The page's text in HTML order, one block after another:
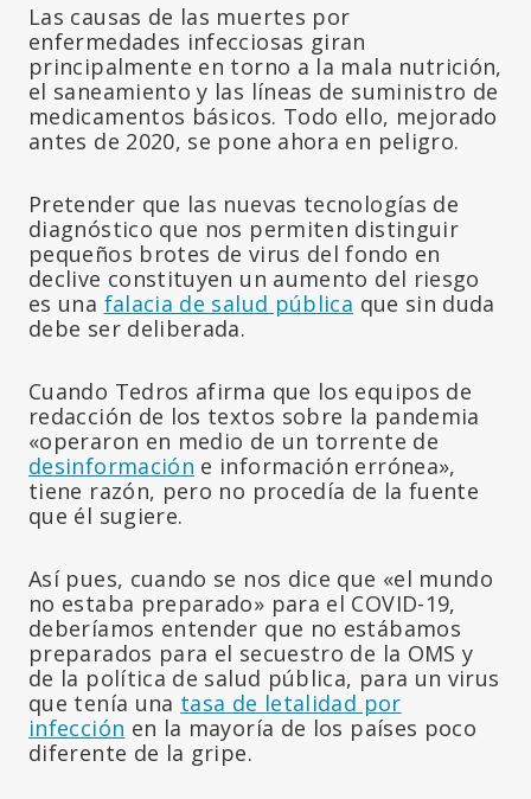
Las causas de las muertes por
enfermedades infecciosas giran
principalmente en torno a la mala nutrición,
el saneamiento y las líneas de suministro de
medicamentos básicos. Todo ello, mejorado
antes de 2020, se pone ahora en peligro.
Pretender que las nuevas tecnologías de
diagnóstico que nos permiten distinguir
pequeños brotes de virus del fondo en
declive constituyen un aumento del riesgo
es una falacia de salud pública que sin duda
debe ser deliberada.
Cuando Tedros afirma que los equipos de
redacción de los textos sobre la pandemia
«operaron en medio de un torrente de
desinformación e información errónea»,
tiene razón, pero no procedía de la fuente
que él sugiere.
Así pues, cuando se nos dice que «el mundo
no estaba preparado» para el COVID-19,
deberíamos entender que no estábamos
preparados para el secuestro de la OMS y
de la política de salud pública, para un virus
que tenía una tasa de letalidad por
infección en la mayoría de los países poco
diferente de la gripe.